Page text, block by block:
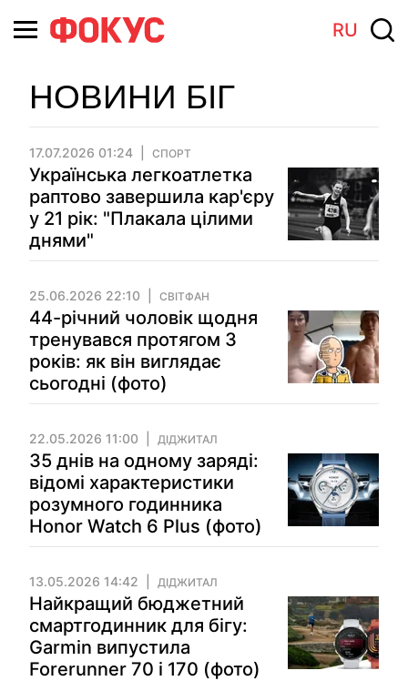
RU
НОВИНИ БІГ
17.07.2026 01:24 СПОРТ
Українська легкоатлетка
раптово завершила кар'єру
у 21 рік: "Плакала цілими
днями"
25.06.2026 22:10 СВІТФАН
44-річний чоловік щодня
тренувався протягом 3
років: як він виглядає
сьогодні (фото)
22.05.2026 11:00 ДІДЖИТАЛ
35 днів на одному заряді:
відомі характеристики
розумного годинника
Honor Watch 6 Plus (фото)
13.05.2026 14:42 ДІДЖИТАЛ
Найкращий бюджетний
смартгодинник для бігу:
Garmin випустила
Forerunner 70 і 170 (фото)